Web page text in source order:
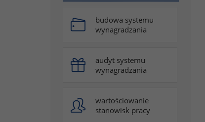
budowa systemu
wynagradzania
audyt systemu
wynagradzania
wartościowanie
stanowisk pracy